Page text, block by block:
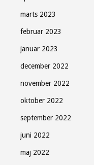
marts 2023
februar 2023
januar 2023
december 2022
november 2022
oktober 2022
september 2022
juni 2022
maj 2022